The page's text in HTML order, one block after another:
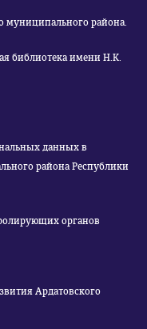
муниципального района.
библиотека имени Н.К.
данных в
района Республики
органов
Ардатовского